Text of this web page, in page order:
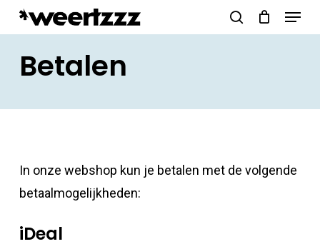
Skip
to
main
content
search
Menu
Betalen
In onze webshop kun je betalen met de volgende
betaalmogelijkheden:​
iDeal